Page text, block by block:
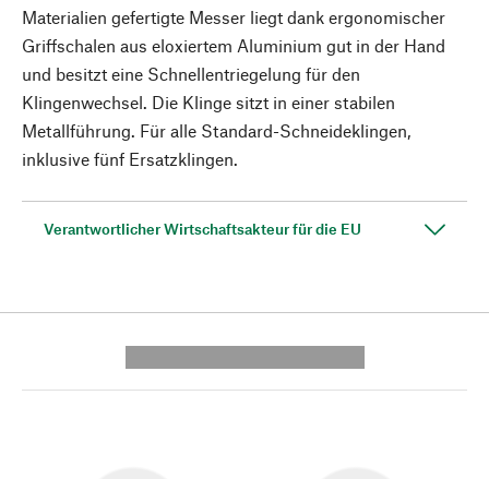
Materialien gefertigte Messer liegt dank ergonomischer
Griffschalen aus eloxiertem Aluminium gut in der Hand
und besitzt eine Schnellentriegelung für den
Klingenwechsel. Die Klinge sitzt in einer stabilen
Metallführung. Für alle Standard-Schneideklingen,
inklusive fünf Ersatzklingen.
Verantwortlicher Wirtschaftsakteur für die EU